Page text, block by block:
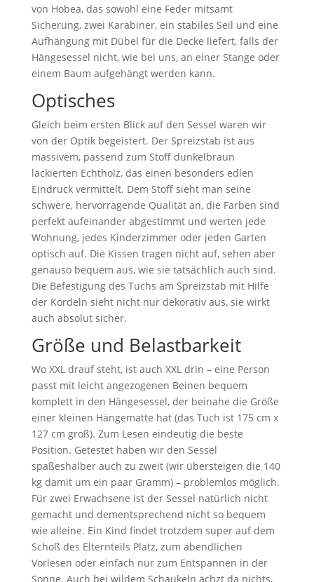
von Hobea, das sowohl eine Feder mitsamt
Sicherung, zwei Karabiner, ein stabiles Seil und eine
Aufhängung mit Dübel für die Decke liefert, falls der
Hängesessel nicht, wie bei uns, an einer Stange oder
einem Baum aufgehängt werden kann.
Optisches
Gleich beim ersten Blick auf den Sessel waren wir
von der Optik begeistert. Der Spreizstab ist aus
massivem, passend zum Stoff dunkelbraun
lackierten Echtholz, das einen besonders edlen
Eindruck vermittelt. Dem Stoff sieht man seine
schwere, hervorragende Qualität an, die Farben sind
perfekt aufeinander abgestimmt und werten jede
Wohnung, jedes Kinderzimmer oder jeden Garten
optisch auf. Die Kissen tragen nicht auf, sehen aber
genauso bequem aus, wie sie tatsächlich auch sind.
Die Befestigung des Tuchs am Spreizstab mit Hilfe
der Kordeln sieht nicht nur dekorativ aus, sie wirkt
auch absolut sicher.
Größe und Belastbarkeit
Wo XXL drauf steht, ist auch XXL drin – eine Person
passt mit leicht angezogenen Beinen bequem
komplett in den Hängesessel, der beinahe die Größe
einer kleinen Hängematte hat (das Tuch ist 175 cm x
127 cm groß). Zum Lesen eindeutig die beste
Position. Getestet haben wir den Sessel
spaßeshalber auch zu zweit (wir übersteigen die 140
kg damit um ein paar Gramm) – problemlos möglich.
Für zwei Erwachsene ist der Sessel natürlich nicht
gemacht und dementsprechend nicht so bequem
wie alleine. Ein Kind findet trotzdem super auf dem
Schoß des Elternteils Platz, zum abendlichen
Vorlesen oder einfach nur zum Entspannen in der
Sonne. Auch bei wildem Schaukeln ächzt da nichts,